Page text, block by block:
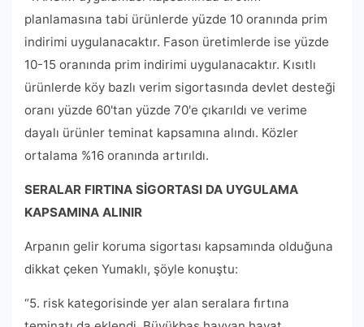
planlamasına tabi ürünlerde yüzde 10 oranında prim
indirimi uygulanacaktır. Fason üretimlerde ise yüzde
10-15 oranında prim indirimi uygulanacaktır. Kısıtlı
ürünlerde köy bazlı verim sigortasında devlet desteği
oranı yüzde 60'tan yüzde 70'e çıkarıldı ve verime
dayalı ürünler teminat kapsamına alındı. Közler
ortalama %16 oranında artırıldı.
SERALAR FIRTINA SİGORTASI DA UYGULAMA
KAPSAMINA ALINIR
Arpanın gelir koruma sigortası kapsamında olduğuna
dikkat çeken Yumaklı, şöyle konuştu:
“5. risk kategorisinde yer alan seralara fırtına